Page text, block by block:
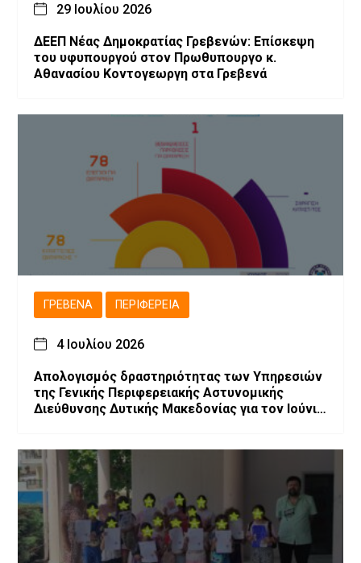
29 Ιουλίου 2026
ΔΕΕΠ Νέας Δημοκρατίας Γρεβενών: Επίσκεψη
του υφυπουργού στον Πρωθυπουργο κ.
Αθανασίου Κοντογεωργη στα Γρεβενά
ΓΡΕΒΕΝΆ ΠΕΡΙΦΈΡΕΙΑ
4 Ιουλίου 2026
Απολογισμός δραστηριότητας των Υπηρεσιών
της Γενικής Περιφερειακής Αστυνομικής
Διεύθυνσης Δυτικής Μακεδονίας για τον Ιούνιο